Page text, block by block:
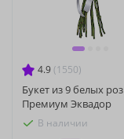
4.9 (1550)
Букет из 9 белых роз
Премиум Эквадор
В наличии